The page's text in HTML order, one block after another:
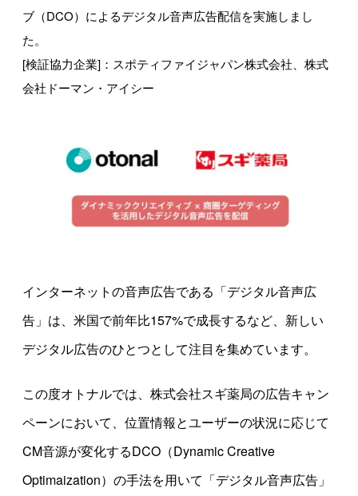
ブ（DCO）によるデジタル音声広告配信を実施しまし
た。
[検証協力企業]：スポティファイジャパン株式会社、株式
会社ドーマン・アイシー
インターネットの音声広告である「デジタル音声広
告」は、米国で前年比157%で成長するなど、新しい
デジタル広告のひとつとして注目を集めています。
この度オトナルでは、株式会社スギ薬局の広告キャン
ペーンにおいて、位置情報とユーザーの状況に応じて
CM音源が変化するDCO（Dynamic Creative
Optimaization）の手法を用いて「デジタル音声広告」